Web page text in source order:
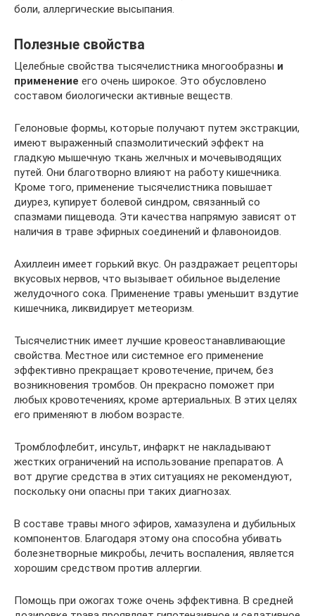
боли, аллергические высыпания.
Полезные свойства
Целебные свойства тысячелистника многообразны и
применение его очень широкое. Это обусловлено
составом биологически активные веществ.
Гелоновые формы, которые получают путем экстракции,
имеют выраженный спазмолитический эффект на
гладкую мышечную ткань желчных и мочевыводящих
путей. Они благотворно влияют на работу кишечника.
Кроме того, применение тысячелистника повышает
диурез, купирует болевой синдром, связанный со
спазмами пищевода. Эти качества напрямую зависят от
наличия в траве эфирных соединений и флавоноидов.
Ахиллеин имеет горький вкус. Он раздражает рецепторы
вкусовых нервов, что вызывает обильное выделение
желудочного сока. Применение травы уменьшит вздутие
кишечника, ликвидирует метеоризм.
Тысячелистник имеет лучшие кровеостанавливающие
свойства. Местное или системное его применение
эффективно прекращает кровотечение, причем, без
возникновения тромбов. Он прекрасно поможет при
любых кровотечениях, кроме артериальных. В этих целях
его применяют в любом возрасте.
Тромблофлебит, инсульт, инфаркт не накладывают
жестких ограничений на использование препаратов. А
вот другие средства в этих ситуациях не рекомендуют,
поскольку они опасны при таких диагнозах.
В составе травы много эфиров, хамазулена и дубильных
компонентов. Благодаря этому она способна убивать
болезнетворные микробы, лечить воспаления, является
хорошим средством против аллергии.
Помощь при ожогах тоже очень эффективна. В средней